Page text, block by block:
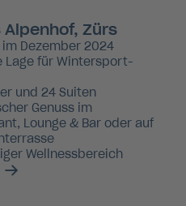
Alpenhof, Zürs
Dezember 2024
Lage für Wintersport-
und 24 Suiten
Genuss im
Lounge & Bar oder auf
Wellnessbereich